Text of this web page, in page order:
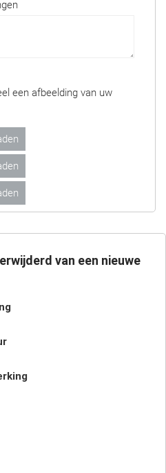
een afbeelding van uw
van een nieuwe